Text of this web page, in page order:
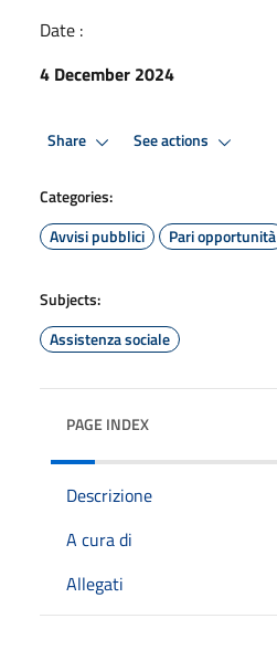
Date :
4 December 2024
Share See actions
Categories:
Avvisi pubblici
Pari opportunità
Subjects:
Assistenza sociale
PAGE INDEX
Descrizione
A cura di
Allegati